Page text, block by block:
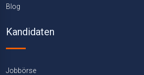
Blog
Kandidaten
Jobbörse